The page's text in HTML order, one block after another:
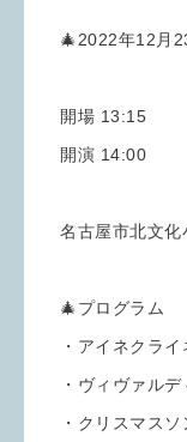
🎄2022年12月
開場 13:15
開演 14:00
名古屋市北文化
🎄プログラム
・アイネクラ
・ヴィヴァル
・クリスマスソ